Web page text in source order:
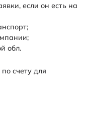
если он есть на
обл.
счету для